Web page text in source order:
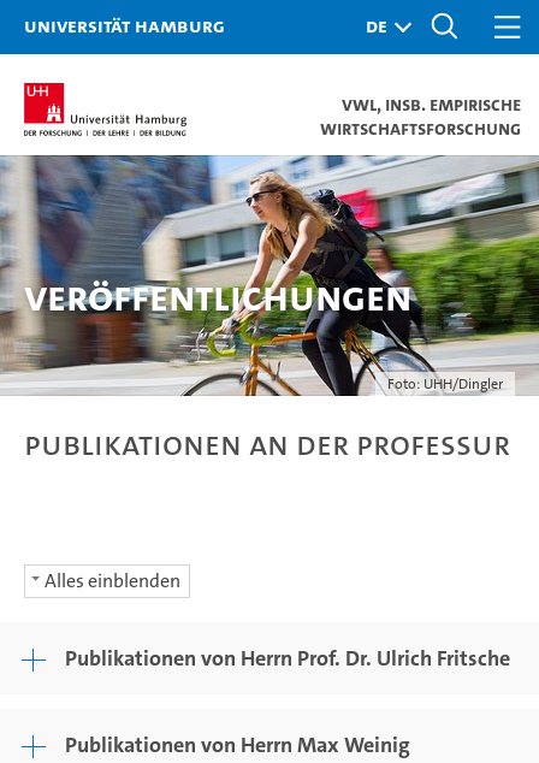
Universität Hamburg
VWL, insb. Empirische
Wirtschaftsforschung
Foto: UHH/Dingler
Veröffentlichungen
Publikationen an der Professur
Alles einblenden
Publikationen von Herrn Prof. Dr. Ulrich Fritsche
Publikationen von Herrn Max Weinig